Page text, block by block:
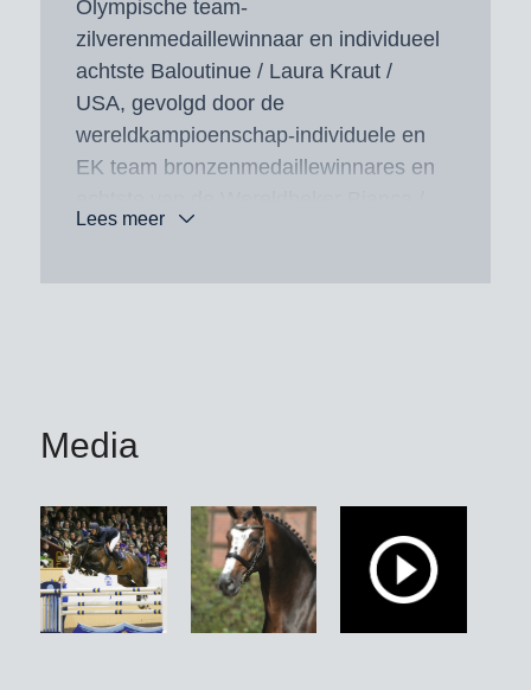
Olympische team-
zilverenmedaillewinnaar en individueel
achtste Baloutinue / Laura Kraut /
USA, gevolgd door de
wereldkampioenschap-individuele en
EK team bronzenmedaillewinnares en
Steve Guerdat / SUI, de beide EK
zilverenmedaillewinnaar en
negende Billy the Red / Kristina Cook /
GBR, de individueel
bronzenmedaillewinnaar van het
Europees kampioenschap eventing
Lees meer
Media